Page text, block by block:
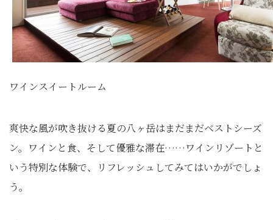
ワインスイートルーム
爽快な風が吹き抜ける夏の八ヶ岳はまだまだベストシーズ
ン。ワインと食、そして優雅な滞在……ワインリゾートと
いう特別な体験で、リフレッシュしてみてはいかがでしょ
う。